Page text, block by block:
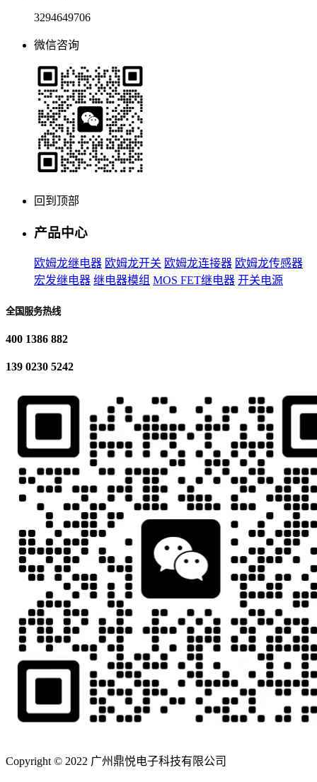
3294649706
微信咨询
回到顶部
产品中心
欧姆龙继电器 欧姆龙开关 欧姆龙连接器 欧姆龙传感器
宏发继电器 继电器模组 MOS FET继电器 开关电源
全国服务热线
400 1386 882
139 0230 5242
Copyright © 2022 广州鼎悦电子科技有限公司